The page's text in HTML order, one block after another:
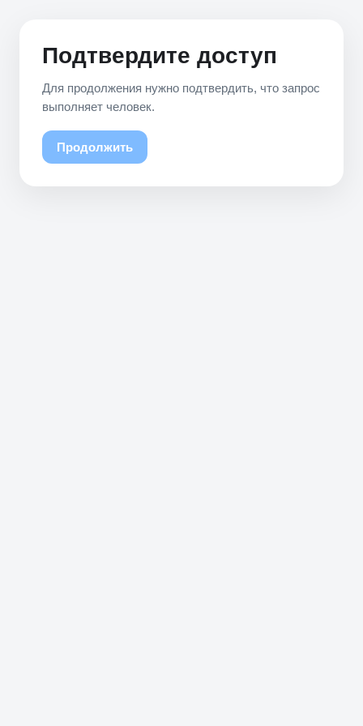
Подтвердите доступ
Для продолжения нужно подтвердить, что запрос
выполняет человек.
Продолжить